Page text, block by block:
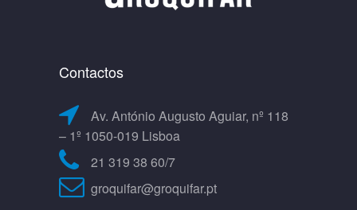
Contactos
Av. António Augusto Aguiar, nº 118
– 1º 1050-019 Lisboa
21 319 38 60/7
groquifar@groquifar.pt